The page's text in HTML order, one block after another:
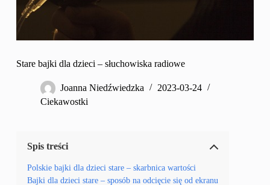
Stare bajki dla dzieci – słuchowiska radiowe
Joanna Niedźwiedzka
2023-03-24
Ciekawostki
Spis treści
Polskie bajki dla dzieci stare – skarbnica wartości
Bajki dla dzieci stare – sposób na odcięcie się od ekranu